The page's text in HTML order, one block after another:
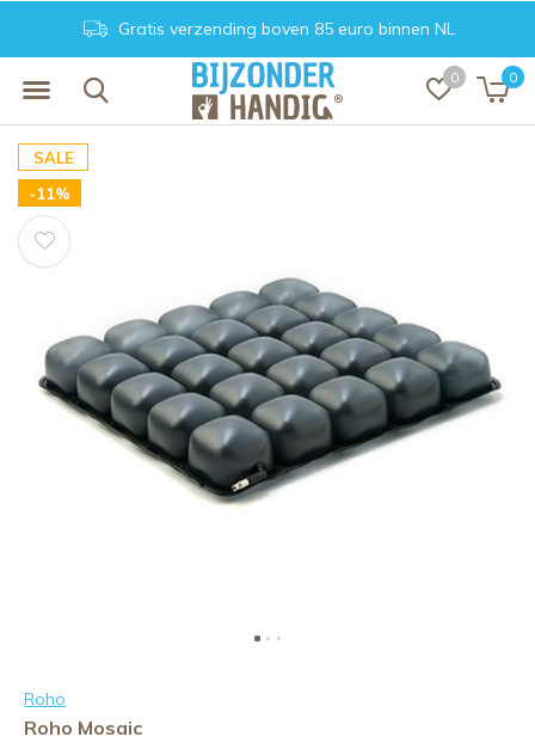
0 0
Gratis verzending boven 85 euro binnen NL
SALE
-11%
Roho
Roho Mosaic